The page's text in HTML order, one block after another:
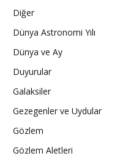
Diğer
Dünya Astronomi Yılı
Dünya ve Ay
Duyurular
Galaksiler
Gezegenler ve Uydular
Gözlem
Gözlem Aletleri